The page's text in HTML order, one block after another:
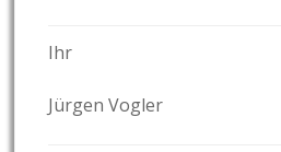
Ihr
Jürgen Vogler